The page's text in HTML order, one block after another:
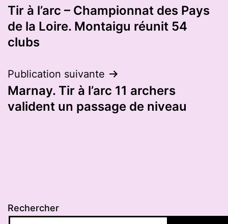
de
l’article
Tir à l’arc – Championnat des Pays
de la Loire. Montaigu réunit 54
clubs
Publication suivante
Marnay. Tir à l’arc 11 archers
valident un passage de niveau
Rechercher